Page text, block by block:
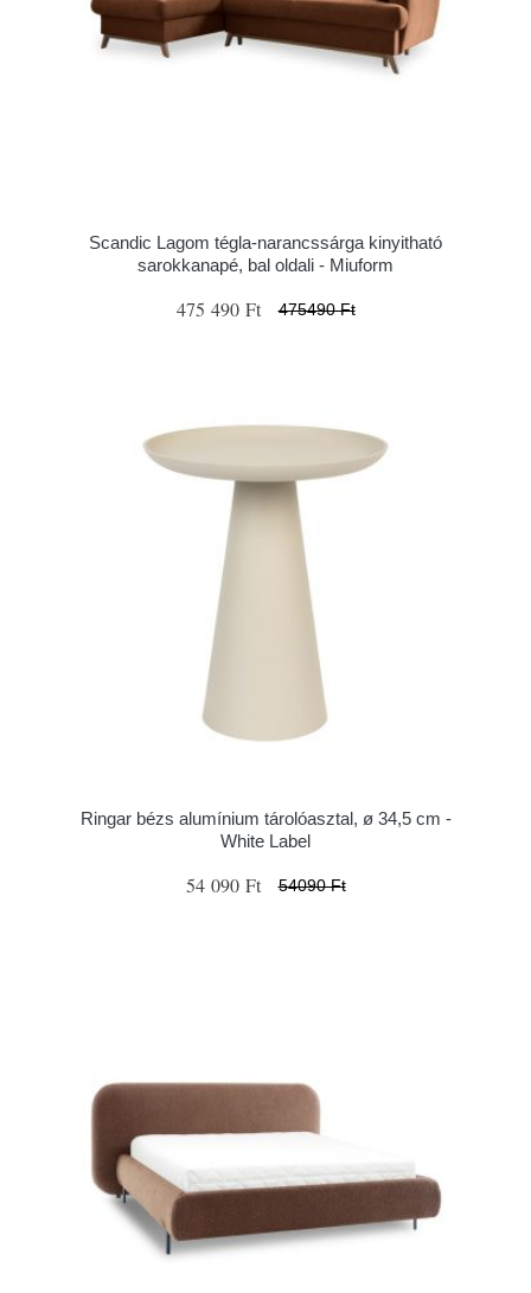
Scandic Lagom tégla-narancssárga kinyitható
sarokkanapé, bal oldali - Miuform
475 490 Ft 475490 Ft
Ringar bézs alumínium tárolóasztal, ø 34,5 cm -
White Label
54 090 Ft 54090 Ft